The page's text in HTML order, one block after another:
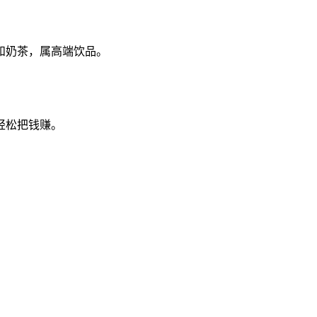
茶，属高端饮品。
把钱赚。